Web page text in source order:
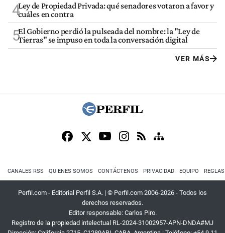
4Ley de Propiedad Privada: qué senadores votaron a favor y
cuáles en contra
5El Gobierno perdió la pulseada del nombre: la "Ley de
Tierras" se impuso en toda la conversación digital
VER MÁS
CANALES RSS QUIENES SOMOS CONTÁCTENOS PRIVACIDAD EQUIPO
Perfil.com - Editorial Perfil S.A. | © Perfil.com 2006-2026 - Todos los
derechos reservados.
Editor responsable: Carlos Piro.
Registro de la propiedad intelectual RL-2024-31002957-APN-DNDA#MJ